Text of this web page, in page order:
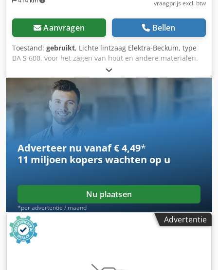
vraagprijs excl. btw
Aanvragen Bellen
Toestand: gebruikt, Lichte lintzaag Elektra-Beckum, type
BA S 600, voor het zagen van hout en andere materialen.
Dwsdszryvyopfx Ahnoa Technische specificaties: -
Diameter van de zaagband: 600 mm - Gewicht: 160 kg -
Zaaghoogte: max. ca. 300 mm
Adverteer nu vanaf € 4,49*
11 miljoen koperswachten op u
Nu plaatsen
*per advertentie / maand
Advertentie